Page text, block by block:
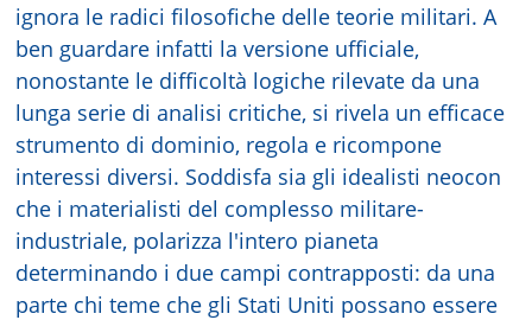
ignora le radici filosofiche delle teorie militari. A
ben guardare infatti la versione ufficiale,
nonostante le difficoltà logiche rilevate da una
lunga serie di analisi critiche, si rivela un efficace
strumento di dominio, regola e ricompone
interessi diversi. Soddisfa sia gli idealisti neocon
che i materialisti del complesso militare-
industriale, polarizza l'intero pianeta
determinando i due campi contrapposti: da una
parte chi teme che gli Stati Uniti possano essere